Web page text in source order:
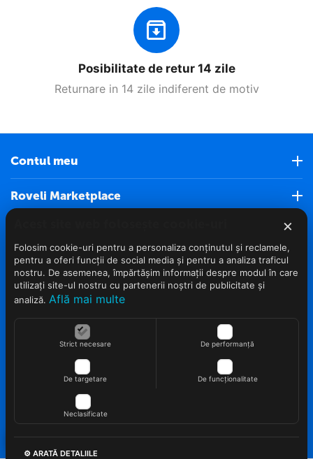
Posibilitate de retur 14 zile
Returnare in 14 zile indiferent de motiv
Contul meu
Roveli Marketplace
Info clienti
Contact
© 2022 - 2026 Roveli.ro. Realizat si configurat
×
Folosim cookie-uri pentru a personaliza conținutul și reclamele,
pentru a oferi funcții de social media și pentru a analiza traficul
nostru. De asemenea, împărtășim informații despre modul în care
utilizați site-ul nostru cu partenerii noștri de publicitate și
analiză. Află mai multe
Strict necesare De performanță
De targetare De funcționalitate
Neclasificate
⚙ ARATĂ DETALIILE